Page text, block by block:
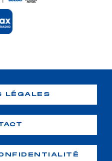
LÉGALES